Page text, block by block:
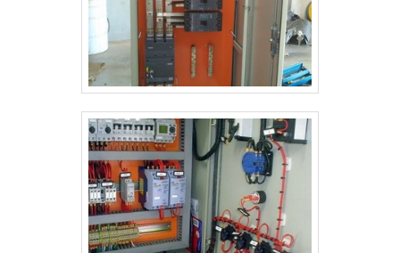
industrial e montagem de equipamentos.É
transparente e responsável, qualificações possíveis
pelo fato de a empresa possuir escritório de alta
qualidade onde são realizadas as atividades e ampla
experiência industrial nacional e internacional. Tudo
isso, unido a um time de colaboradores que seguem
modelos avançados de gestão e planejamento e
trabalhadores eficientes, garante o sucesso de cada
cliente de ponta a ponta. Saiba mais solicitando um
orçamento!.